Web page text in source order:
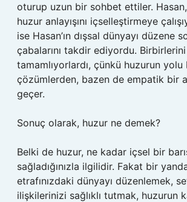
oturup uzun bir sohbet ettiler. Hasan,
huzur anlayışını içselleştirmeye
ise Hasan’ın dışsal dünyayı düzene
çabalarını takdir ediyordu. Birbirlerini
tamamlıyorlardı, çünkü huzurun
çözümlerden, bazen de empatik bir
geçer.
Sonuç olarak, huzur ne demek?
Belki de huzur, ne kadar içsel bir
sağladığınızla ilgilidir. Fakat bir
etrafınızdaki dünyayı düzenlemek,
ilişkilerinizi sağlıklı tutmak, huzurun